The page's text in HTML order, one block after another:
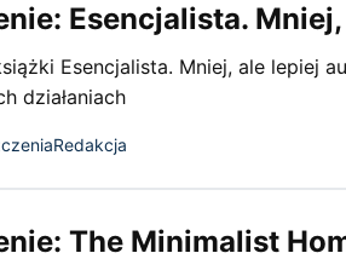
Esencjalista.
Esencjalista. Mniej, ale lepiej
działaniach
Redakcja
The Minimalist